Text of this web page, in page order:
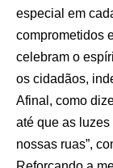
especial em
comprometidos
celebram o
os cidadãos,
Afinal, como
até que as
nossas ruas”,